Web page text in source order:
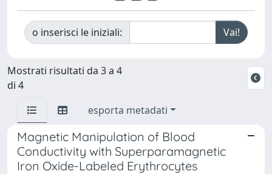
o inserisci le iniziali:
Mostrati risultati da 3 a 4
di 4
esporta metadati
Magnetic Manipulation of Blood
Conductivity with Superparamagnetic
Iron Oxide-Labeled Erythrocytes